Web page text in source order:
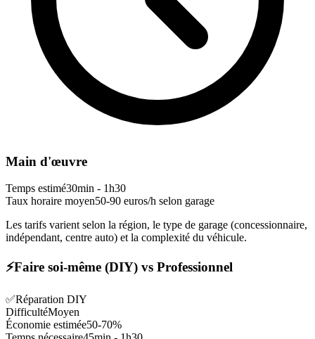
Main d'œuvre
Temps estimé30min - 1h30
Taux horaire moyen50-90 euros/h selon garage
Les tarifs varient selon la région, le type de garage (concessionnaire,
indépendant, centre auto) et la complexité du véhicule.
⚡Faire soi-même (DIY) vs Professionnel
✅Réparation DIY
DifficultéMoyen
Économie estimée50-70%